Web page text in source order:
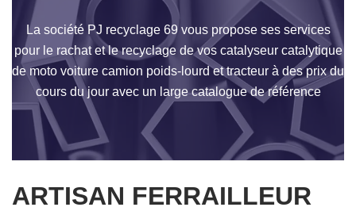
La société PJ recyclage 69 vous propose ses services
pour le rachat et le recyclage de vos catalyseur catalytique
de moto voiture camion poids-lourd et tracteur à des prix du
cours du jour avec un large catalogue de référence
ARTISAN FERRAILLEUR